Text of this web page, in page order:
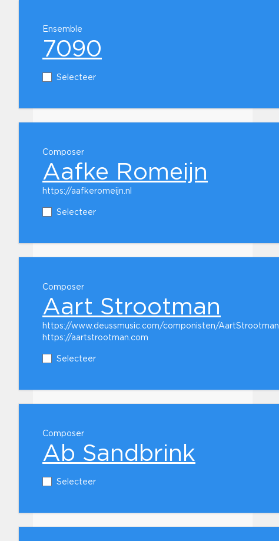
Ensemble
7090
Selecteer
Composer
Aafke Romeijn
https://aafkeromeijn.nl
Selecteer
Composer
Aart Strootman
https://www.deussmusic.com/componisten/AartStrootman
https://aartstrootman.com
Selecteer
Composer
Ab Sandbrink
Selecteer